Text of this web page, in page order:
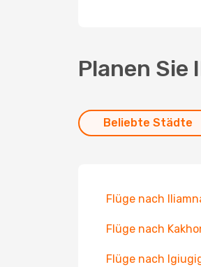
Planen Sie
Beliebte Städte
Flüge nach
Flüge nach
Flüge nach